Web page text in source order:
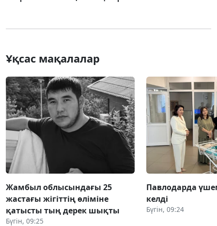
Ұқсас мақалалар
Жамбыл облысындағы 25
жастағы жігіттің өліміне
қатысты тың дерек шықты
Бүгін, 09:25
Павлодарда
келді
Бүгін, 09:24